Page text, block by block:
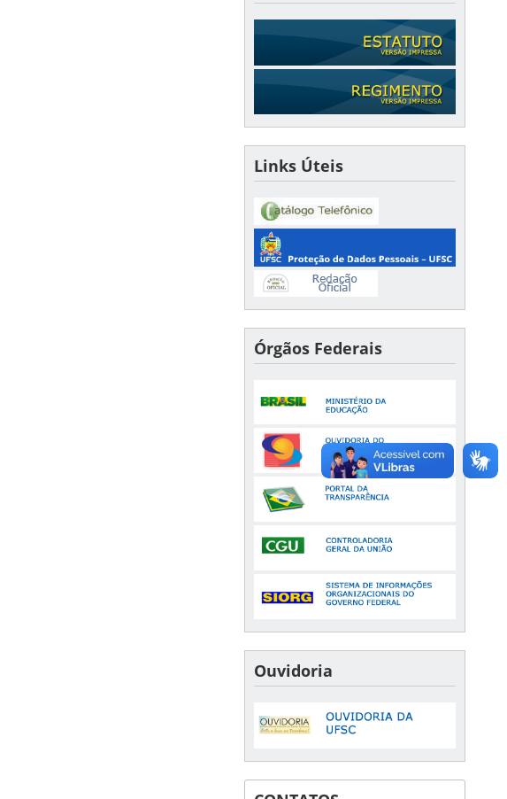
Links Úteis
Órgãos Federais
Ouvidoria